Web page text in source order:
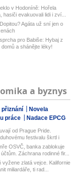
v Hodoníně: Hořela
hasiči evakuovali lidi i zví...
Agáta už sní jen o
pro Babiše: Hybaj z
domů a shánějte léky!
a byznys
přiznání
Novela
práce
Nadace EPCG
od Prague Pride.
festivalu škrtl i
OSVČ, banka zablokuje
Záchrana rodinné fir...
vyžene zlatá vejce. Kalifornie
miliardáře, ti rad...